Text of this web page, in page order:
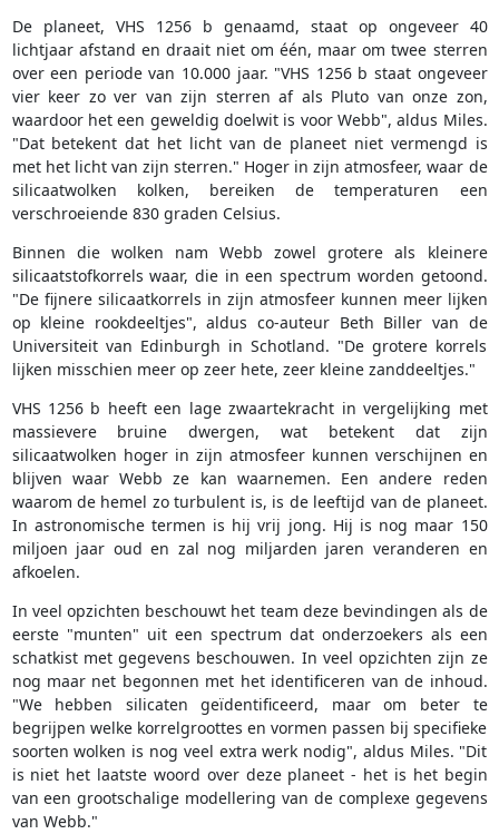
De planeet, VHS 1256 b genaamd, staat op ongeveer 40
lichtjaar afstand en draait niet om één, maar om twee sterren
over een periode van 10.000 jaar. "VHS 1256 b staat ongeveer
vier keer zo ver van zijn sterren af als Pluto van onze zon,
waardoor het een geweldig doelwit is voor Webb", aldus Miles.
"Dat betekent dat het licht van de planeet niet vermengd is
met het licht van zijn sterren." Hoger in zijn atmosfeer, waar de
silicaatwolken kolken, bereiken de temperaturen een
verschroeiende 830 graden Celsius.
Binnen die wolken nam Webb zowel grotere als kleinere
silicaatstofkorrels waar, die in een spectrum worden getoond.
"De fijnere silicaatkorrels in zijn atmosfeer kunnen meer lijken
op kleine rookdeeltjes", aldus co-auteur Beth Biller van de
Universiteit van Edinburgh in Schotland. "De grotere korrels
lijken misschien meer op zeer hete, zeer kleine zanddeeltjes."
VHS 1256 b heeft een lage zwaartekracht in vergelijking met
massievere bruine dwergen, wat betekent dat zijn
silicaatwolken hoger in zijn atmosfeer kunnen verschijnen en
blijven waar Webb ze kan waarnemen. Een andere reden
waarom de hemel zo turbulent is, is de leeftijd van de planeet.
In astronomische termen is hij vrij jong. Hij is nog maar 150
miljoen jaar oud en zal nog miljarden jaren veranderen en
afkoelen.
In veel opzichten beschouwt het team deze bevindingen als de
eerste "munten" uit een spectrum dat onderzoekers als een
schatkist met gegevens beschouwen. In veel opzichten zijn ze
nog maar net begonnen met het identificeren van de inhoud.
"We hebben silicaten geïdentificeerd, maar om beter te
begrijpen welke korrelgroottes en vormen passen bij specifieke
soorten wolken is nog veel extra werk nodig", aldus Miles. "Dit
is niet het laatste woord over deze planeet - het is het begin
van een grootschalige modellering van de complexe gegevens
van Webb."